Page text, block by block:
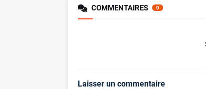
COMMENTAIRES 0
Laisser un commentaire